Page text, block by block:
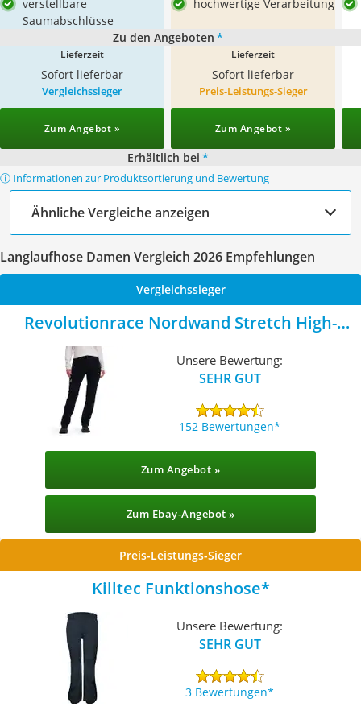
verstellbare
Saumabschlüsse
hochwertige Verarbeitung
Zu den Angeboten *
Lieferzeit
Sofort lieferbar
Lieferzeit
Sofort lieferbar
Vergleichssieger
Zum Angebot »
Preis-Leistungs-Sieger
Zum Angebot »
Erhältlich bei *
ⓘ Informationen zur Produktsortierung und Bewertung
Ähnliche Vergleiche anzeigen
Langlaufhose Damen Vergleich 2026 Empfehlungen
Vergleichssieger
Revolutionrace Nordwand Stretch High-
Unsere Bewertung:
SEHR GUT
152 Bewertungen
Zum Angebot »
Zum Ebay-Angebot »
Preis-Leistungs-Sieger
Killtec Funktionshose
Unsere Bewertung:
SEHR GUT
3 Bewertungen